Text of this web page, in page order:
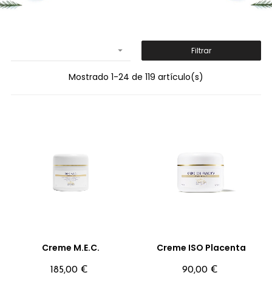
 Filtrar
Mostrado 1-24 de 119 artículo(s)
Creme M.E.C.
Precio
185,00 €
Creme ISO Placenta
Precio
90,00 €